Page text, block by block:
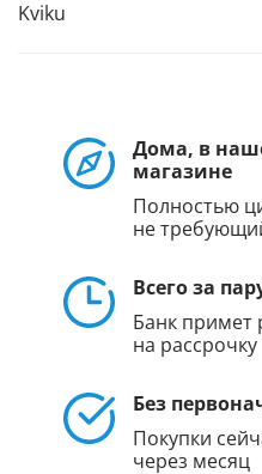
Kviku
Дома, в
магазине
Полностью
не
Всего за
Банк примет
на рассрочку
Без
Покупки
через месяц